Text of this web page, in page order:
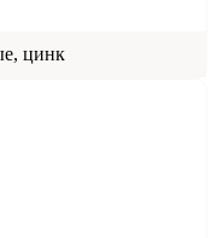
цинк